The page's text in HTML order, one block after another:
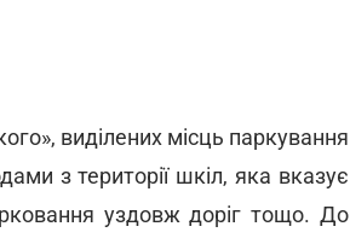
виділених місць паркування
з території шкіл, яка вказує
уздовж доріг тощо. До